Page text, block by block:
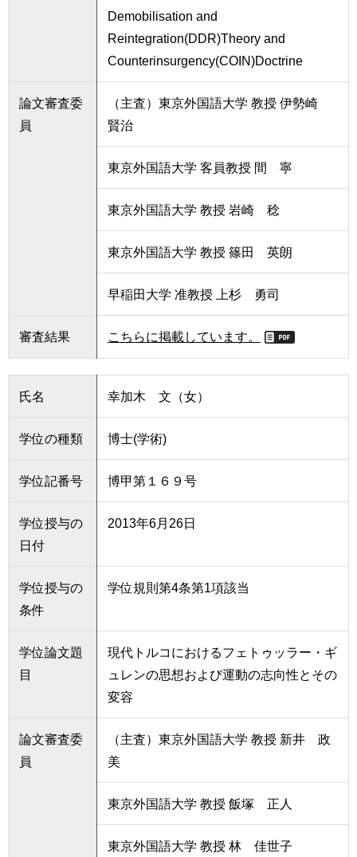
Demobilisation and
Reintegration(DDR)Theory and
Counterinsurgency(COIN)Doctrine
論文審査委
員
（主査）東京外国語大学 教授 伊勢崎
賢治
東京外国語大学 客員教授 間 寧
東京外国語大学 教授 岩崎 稔
東京外国語大学 教授 篠田 英朗
早稲田大学 准教授 上杉 勇司
審査結果 こちらに掲載しています。
氏名 幸加木 文（女）
学位の種類 博士(学術)
学位記番号 博甲第１６９号
学位授与の
日付
2013年6月26日
学位授与の
条件
学位規則第4条第1項該当
学位論文題
目
現代トルコにおけるフェトゥッラー・ギ
ュレンの思想および運動の志向性とその
変容
論文審査委
員
（主査）東京外国語大学 教授 新井 政
美
東京外国語大学 教授 飯塚 正人
東京外国語大学 教授 林 佳世子